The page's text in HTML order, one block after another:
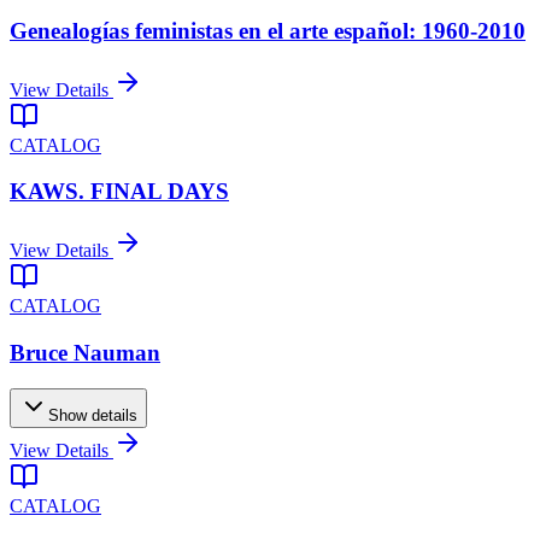
Genealogías feministas en el arte español: 1960-2010
View Details
CATALOG
KAWS. FINAL DAYS
View Details
CATALOG
Bruce Nauman
Show details
View Details
CATALOG